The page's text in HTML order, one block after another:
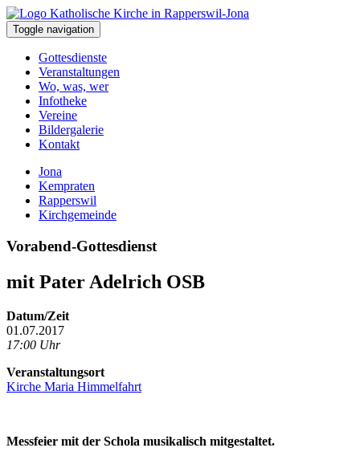
Toggle navigation
Gottesdienste
Veranstaltungen
Wo, was, wer
Infotheke
Vereine
Bildergalerie
Kontakt
Jona
Kempraten
Rapperswil
Kirchgemeinde
Vorabend-Gottesdienst
mit Pater Adelrich OSB
Datum/Zeit
01.07.2017
17:00 Uhr
Veranstaltungsort
Kirche Maria Himmelfahrt
Messfeier mit der Schola musikalisch mitgestaltet.